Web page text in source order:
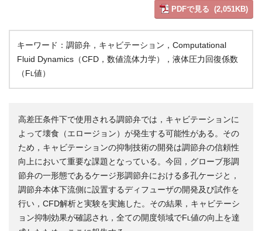
PDFで見る (2,051KB)
キーワード：調節弁，キャビテーション，Computational
Fluid Dynamics（CFD，数値流体力学），液体圧力回復係数
（FL 値）
高差圧条件下で使用される調節弁では，キャビテーションに
よって壊食（エロージョン）が発生する可能性がある。その
ため，キャビテーションの抑制技術の開発は調節弁の信頼性
向上において重要な課題となっている。今回，グローブ形調
節弁の一形態であるケージ形調節弁における多孔ケージと，
調節弁本体下流側に設置するディフューザの開発及び試作を
行い，CFD解析と実験を実施した。その結果，キャビテーシ
ョン抑制効果が確認され，全ての開度領域でFL 値の向上を達